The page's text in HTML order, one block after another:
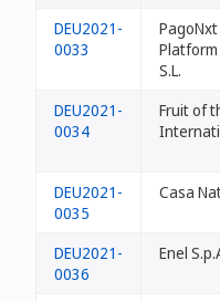
DEU2021-
0033
S.L.
DEU2021-
0034
Fruit of
DEU2021-
0035
Casa
DEU2021-
0036
Enel